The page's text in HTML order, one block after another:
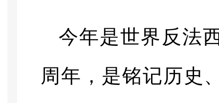
今年是世界反法
周年，是铭记历史